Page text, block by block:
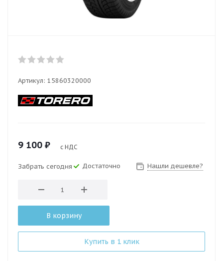
Артикул: 15860320000
9 100 ₽ с НДС
Забрать сегодня Достаточно Нашли дешевле?
В корзину
Купить в 1 клик